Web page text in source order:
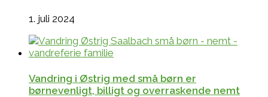
1. juli 2024
Vandring i Østrig med små børn er
børnevenligt, billigt og overraskende nemt